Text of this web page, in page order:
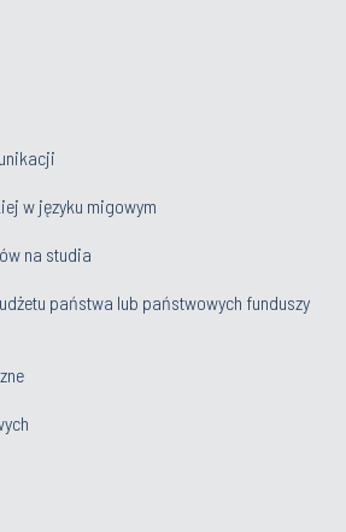
w języku migowym
na studia
państwa lub państwowych funduszy